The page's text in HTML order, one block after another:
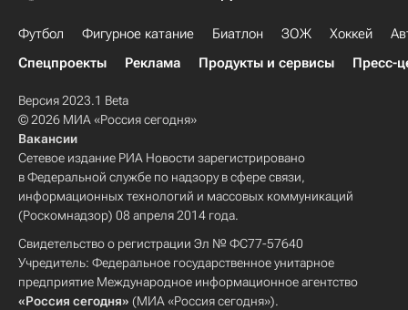
Футбол Фигурное катание Биатлон ЗОЖ Хоккей
Спецпроекты
Реклама Продукты и сервисы Пресс-
Версия 2023.1 Beta
© 2026 МИА «Россия сегодня»
Вакансии
Сетевое издание РИА Новости зарегистрировано
в Федеральной службе по надзору в сфере связи,
информационных технологий и массовых коммуникаций
(Роскомнадзор) 08 апреля 2014 года.
Свидетельство о регистрации Эл № ФС77-57640
Учредитель: Федеральное государственное унитарное
предприятие Международное информационное агентство
«Россия сегодня» (МИА «Россия сегодня»).